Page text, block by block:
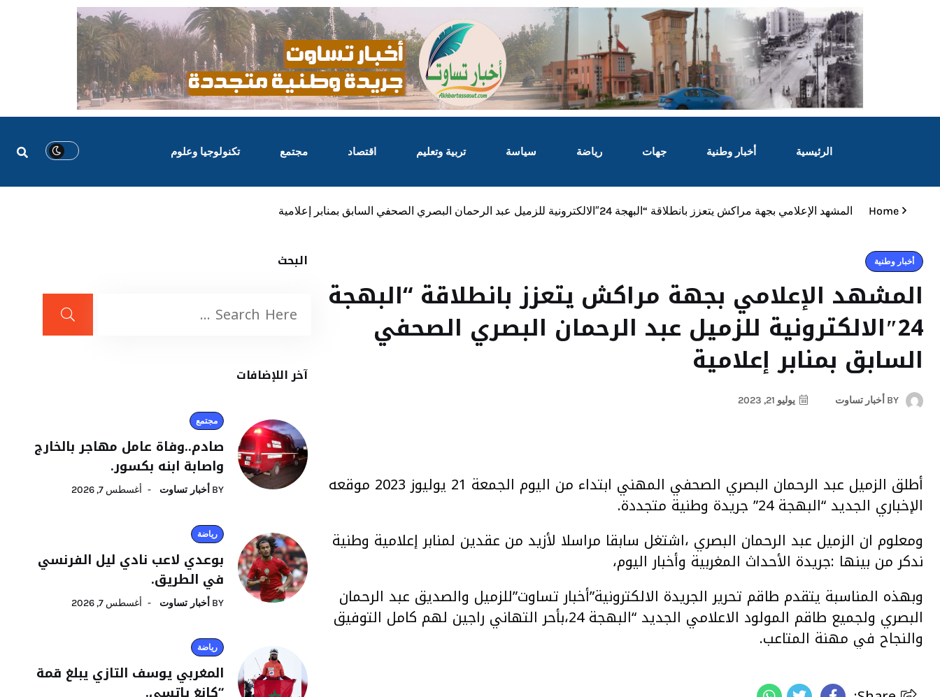
الرئيسية أخبار وطنية جهات رياضة سياسة تربية وتعليم اقتصاد مجتمع تكنولوجيا وعلوم
Home المشهد الإعلامي بجهة مراكش يتعزز بانطلاقة “البهجة 24″الالكترونية للزميل عبد الرحمان البصري الصحفي السابق بمنابر إعلامية
أخبار وطنية
المشهد الإعلامي بجهة مراكش يتعزز بانطلاقة “البهجة
24″الالكترونية للزميل عبد الرحمان البصري الصحفي
السابق بمنابر إعلامية
BY أخبار تساوت يوليو 21, 2023
أطلق الزميل عبد الرحمان البصري الصحفي المهني ابتداء من اليوم الجمعة 21 يوليوز 2023 موقعه
الإخباري الجديد “البهجة 24” جريدة وطنية متجددة.
ومعلوم ان الزميل عبد الرحمان البصري ،اشتغل سابقا مراسلا لأزيد من عقدين لمنابر إعلامية وطنية
ندكر من بينها :جريدة الأحداث المغربية وأخبار اليوم،
وبهذه المناسبة يتقدم طاقم تحرير الجريدة الالكترونية”أخبار تساوت”للزميل والصديق عبد الرحمان
البصري ولجميع طاقم المولود الاعلامي الجديد “البهجة 24،بأحر التهاني راجين لهم كامل التوفيق
والنجاح في مهنة المتاعب.
البحث
آخر اللإضافات
مجتمع
صادم..وفاة عامل مهاجر بالخارج
واصابة ابنه بكسور.
BY أخبار تساوت أغسطس 7, 2026
رياضة
بوعدي لاعب نادي ليل الفرنسي
في الطريق.
BY أخبار تساوت أغسطس 7, 2026
رياضة
المغربي يوسف التازي يبلغ قمة